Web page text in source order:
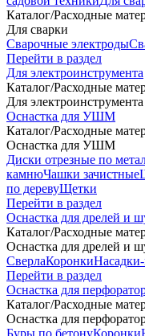
Каталог/Расходные
Для сварки
Сварочные электроды
Перейти в раздел
Для электроинструмента
Каталог/Расходные
Для электроинструмента
Оснастка для УШМ
Каталог/Расходные
Оснастка для УШМ
Диски отрезные по
камнюЧашки зачистные
по деревуЩетки
Перейти в раздел
Оснастка для дрелей и
Каталог/Расходные
Оснастка для дрелей и
СверлаКоронки
Перейти в раздел
Оснастка для
Каталог/Расходные
Оснастка для
Буры по бетонуКоронки